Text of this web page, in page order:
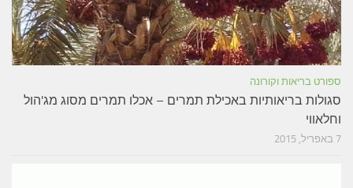
ספורט בריאות וקורונה
סגולות בריאותיות באכילת תמרים – אכלו תמרים מסוג מג'הול
וחלאווי
7 באפריל, 2015